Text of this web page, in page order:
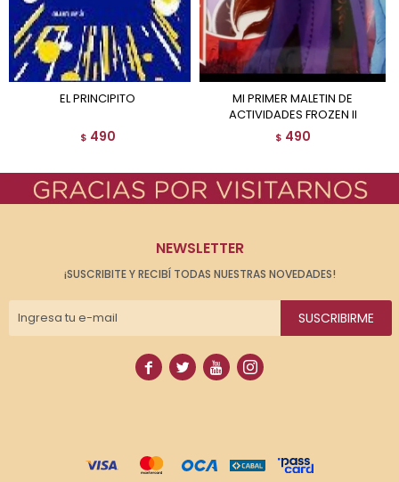
EL PRINCIPITO
$ 490
MI PRIMER MALETIN DE
ACTIVIDADES FROZEN II
$ 490
NEWSLETTER
¡SUSCRIBITE Y RECIBÍ TODAS NUESTRAS NOVEDADES!
SUSCRIBIRME
   